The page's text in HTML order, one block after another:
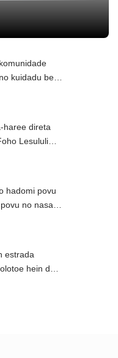
kuidadu bee-
haree direta
Lesululi
hadomi povu
no nasaun
estrada
hein de’it